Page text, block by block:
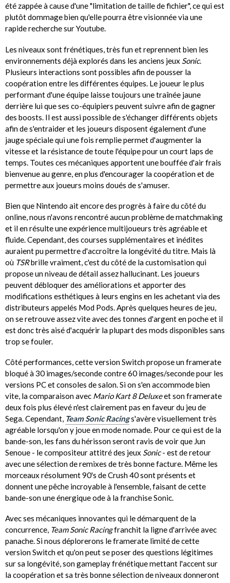
été zappée à cause d'une "limitation de taille de fichier", ce qui est
plutôt dommage bien qu'elle pourra être visionnée via une
rapide recherche sur Youtube.
Les niveaux sont frénétiques, très fun et reprennent bien les
environnements déjà explorés dans les anciens jeux Sonic.
Plusieurs interactions sont possibles afin de pousser la
coopération entre les différentes équipes. Le joueur le plus
performant d'une équipe laisse toujours une traînée jaune
derrière lui que ses co-équipiers peuvent suivre afin de gagner
des boosts. Il est aussi possible de s'échanger différents objets
afin de s'entraider et les joueurs disposent également d'une
jauge spéciale qui une fois remplie permet d'augmenter la
vitesse et la résistance de toute l'équipe pour un court laps de
temps. Toutes ces mécaniques apportent une bouffée d'air frais
bienvenue au genre, en plus d'encourager la coopération et de
permettre aux joueurs moins doués de s'amuser.
Bien que Nintendo ait encore des progrès à faire du côté du
online, nous n'avons rencontré aucun problème de matchmaking
et il en résulte une expérience multijoueurs très agréable et
fluide. Cependant, des courses supplémentaires et inédites
auraient pu permettre d'accroître la longévité du titre. Mais là
où TSRbrille vraiment, c'est du côté de la customisation qui
propose un niveau de détail assez hallucinant. Les joueurs
peuvent débloquer des améliorations et apporter des
modifications esthétiques à leurs engins en les achetant via des
distributeurs appelés Mod Pods. Après quelques heures de jeu,
on se retrouve assez vite avec des tonnes d'argent en poche et il
est donc très aisé d'acquérir la plupart des mods disponibles sans
trop se fouler.
Côté performances, cette version Switch propose un framerate
bloqué à 30 images/seconde contre 60 images/seconde pour les
versions PC et consoles de salon. Si on s'en accommode bien
vite, la comparaison avec Mario Kart 8 Deluxeet son framerate
deux fois plus élevé n'est clairement pas en faveur du jeu de
Sega. Cependant, Team Sonic Racings'avère visuellement très
agréable lorsqu'on y joue en mode nomade. Pour ce qui est de la
bande-son, les fans du hérisson seront ravis de voir que Jun
Senoue - le compositeur attitré des jeux Sonic- est de retour
avec une sélection de remixes de très bonne facture. Même les
morceaux résolument 90's de Crush 40 sont présents et
donnent une pêche incroyable à l'ensemble, faisant de cette
bande-son une énergique ode à la franchise Sonic.
Avec ses mécaniques innovantes qui le démarquent de la
concurrence, Team Sonic Racingfranchit la ligne d'arrivée avec
panache. Si nous déplorerons le framerate limité de cette
version Switch et qu'on peut se poser des questions légitimes
sur sa longévité, son gameplay frénétique mettant l'accent sur
la coopération et sa très bonne sélection de niveaux donneront